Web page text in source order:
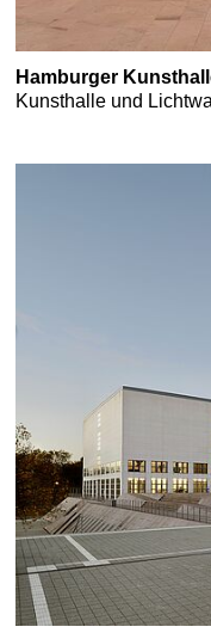
Hamburger
Kunsthalle und